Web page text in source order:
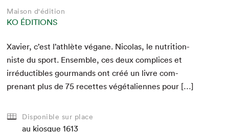
Maison d'édition
KO ÉDITIONS
Xavier, c’est l’athlète végane. Nico­las, le nutri­tion­
niste du sport. Ensem­ble, ces deux com­plices et
irré­ductibles gour­mands ont créé un livre com­
prenant plus de75 recettes végé­tal­i­ennes pour […]
Disponible sur place
au kiosque 1613